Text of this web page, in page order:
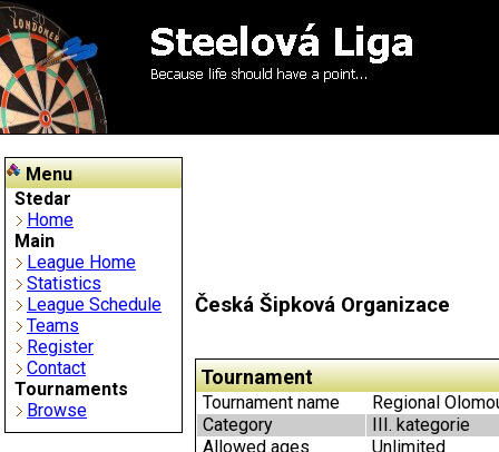
Menu
Stedar
Home
Main
League Home
Statistics
League Schedule
Teams
Register
Contact
Tournaments
Browse
Česká Šipková Organizace
Tournament
Tournament name
Regional
Category
III. kategorie
Allowed ages
Unlimited